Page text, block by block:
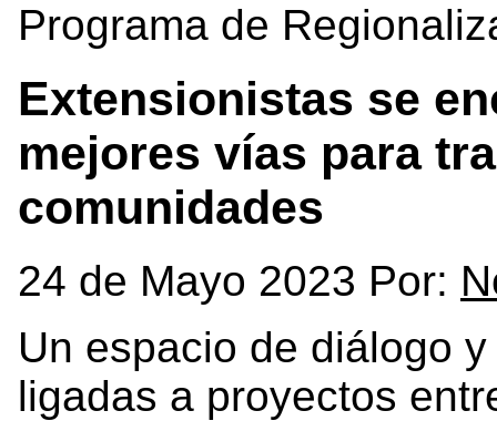
Programa de
Extensionistas se
mejores vías para
comunidades
24 de Mayo 2023 Por:
Un espacio de diálogo
ligadas a proyectos